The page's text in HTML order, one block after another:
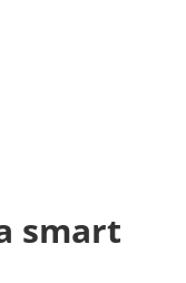
smart